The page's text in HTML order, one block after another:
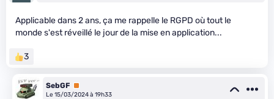
Applicable dans 2 ans, ça me rappelle le RGPD où tout le
monde s'est réveillé le jour de la mise en application...
3
SebGF Premium
Le 15/03/2024 à 19h33